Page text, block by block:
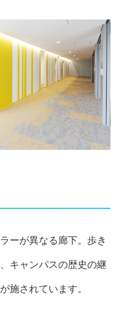
ーが異なる廊下。歩き
キャンパスの歴史の継
施されています。